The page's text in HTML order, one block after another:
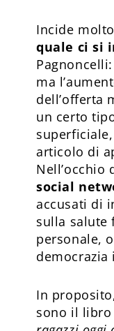
Incide
quale ci si
ma
dell’offerta
un certo
articolo di
Nell’occhio
social
accusati di
sulla salute
personale,
democrazia
In
sono il libro